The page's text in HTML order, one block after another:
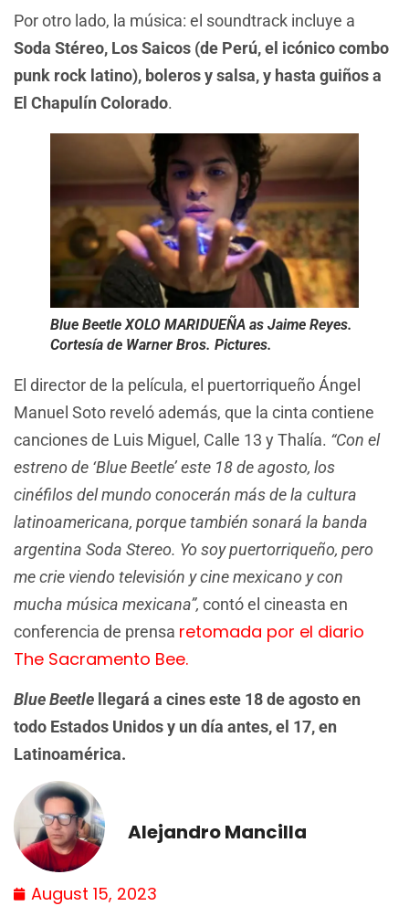
Por otro lado, la música: el soundtrack incluye a
Soda Stéreo, Los Saicos (de Perú, el icónico combo
punk rock latino), boleros y salsa, y hasta guiños a
El Chapulín Colorado.
Blue Beetle XOLO MARIDUEÑA as Jaime Reyes.
Cortesía de Warner Bros. Pictures.
El director de la película, el puertorriqueño Ángel
Manuel Soto reveló además, que la cinta contiene
canciones de Luis Miguel, Calle 13 y Thalía. “Con el
estreno de ‘Blue Beetle’ este 18 de agosto, los
cinéfilos del mundo conocerán más de la cultura
latinoamericana, porque también sonará la banda
argentina Soda Stereo. Yo soy puertorriqueño, pero
me crie viendo televisión y cine mexicano y con
mucha música mexicana”, contó el cineasta en
conferencia de prensa retomada por el diario
The Sacramento Bee.
Blue Beetle llegará a cines este 18 de agosto en
todo Estados Unidos y un día antes, el 17, en
Latinoamérica.
Alejandro Mancilla
August 15, 2023